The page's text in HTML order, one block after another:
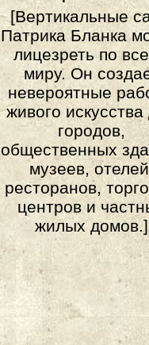
[Вертикальные
Патрика Бланка
лицезреть по
миру. Он
невероятные
живого искусства
городов,
общественных
музеев,
ресторанов,
центров и
жилых домов.]